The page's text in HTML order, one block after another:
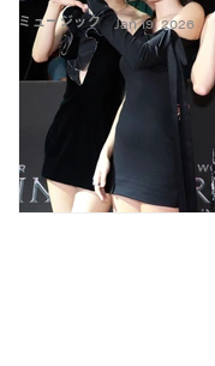
ミュージック Jan 19, 2026